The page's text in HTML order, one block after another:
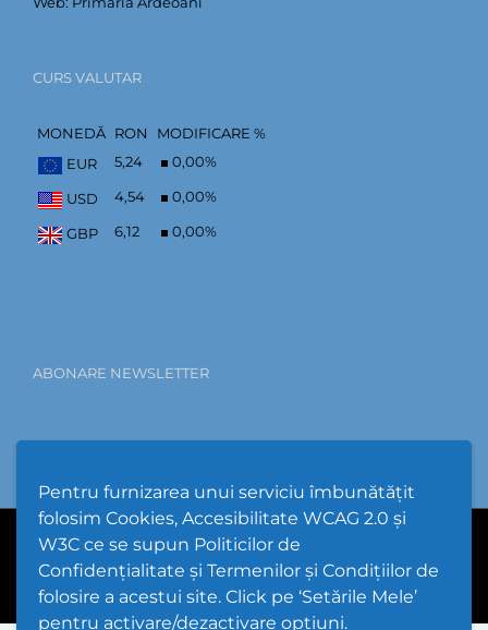
Pentru furnizarea unui serviciu îmbunătățit
folosim Cookies, Accesibilitate WCAG 2.0 și
W3C ce se supun Politicilor de
Confidențialitate și Termenilor și Condițiilor de
folosire a acestui site. Click pe ‘Setările Mele’
pentru activare/dezactivare opțiuni.
CURS VALUTAR
MONEDĂ RON
MODIFICARE %
EUR
5,24 0,00%
USD 4,54 0,00%
GBP 6,12 0,00%
ABONARE NEWSLETTER
Hartă Website